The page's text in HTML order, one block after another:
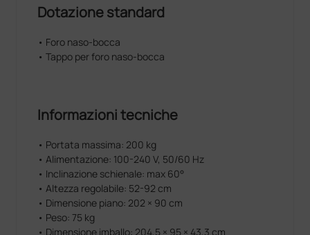
Dotazione standard
• Foro naso-bocca
• Tappo per foro naso-bocca
Informazioni tecniche
• Portata massima: 200 kg
• Alimentazione: 100-240 V, 50/60 Hz
• Inclinazione schienale: max 60°
• Altezza regolabile: 52-92 cm
• Dimensione piano: 202 × 90 cm
• Peso: 75 kg
• Dimensione imballo: 204,5 × 95 × 43,3 cm